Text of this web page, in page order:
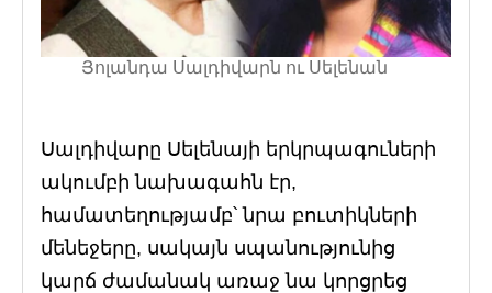
Յոլանդա Սալդիվարն ու Սելենան
Սալդիվարը Սելենայի երկրպագուների
ակումբի նախագահն էր,
համատեղությամբ՝ նրա բուտիկների
մենեջերը, սակայն սպանությունից
կարճ ժամանակ առաջ նա կորցրեց